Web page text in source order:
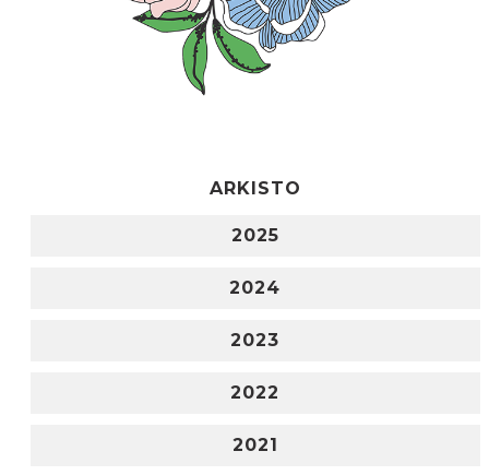
ARKISTO
2025
2024
2023
2022
2021